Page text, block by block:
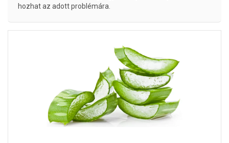
hozhat az adott problémára.